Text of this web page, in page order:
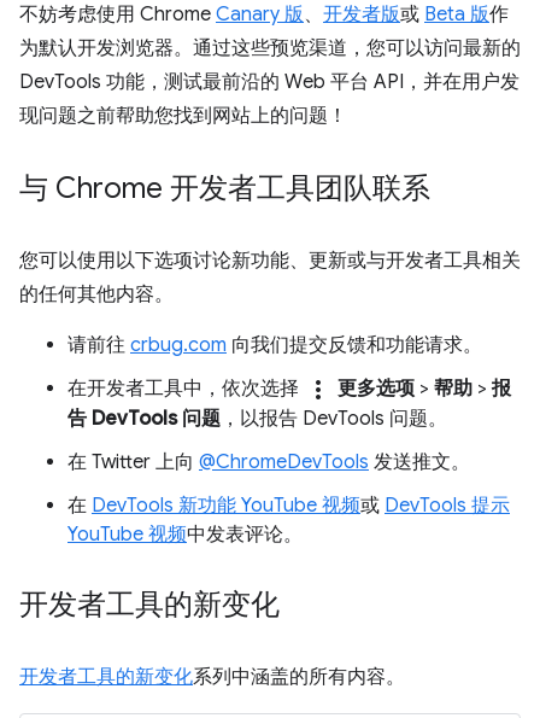
不妨考虑使用 Chrome Canary 版 、 开发者版或 Beta 版作
为默认开发浏览器。通过这些预览渠道，您可以访问最新的
DevTools 功能，测试最前沿的 Web 平台 API，并在用户发
现问题之前帮助您找到网站上的问题！
与 Chrome 开发者工具团队联系
您可以使用以下选项讨论新功能、更新或与开发者工具相关
的任何其他内容。
请前往 crbug.com 向我们提交反馈和功能请求。
在开发者工具中，依次选择
more_vert 更多选项 > 帮助 > 报
告 DevTools 问题 ，以报告 DevTools 问题。
在 Twitter 上向 @ChromeDevTools 发送推文。
在 DevTools 新功能 YouTube 视频或 DevTools 提示
YouTube 视频中发表评论。
开发者工具的新变化
开发者工具的新变化系列中涵盖的所有内容。